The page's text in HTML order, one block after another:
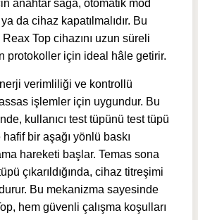
anahtar sağa, otomatik mod
da cihaz kapatılmalıdır. Bu
Top cihazını uzun süreli
protokoller için ideal hâle getirir.
verimliliği ve kontrollü
işlemler için uygundur. Bu
kullanıcı test tüpünü test tüpü
bir aşağı yönlü baskı
hareketi başlar. Temas sona
çıkarıldığında, cihaz titreşimi
Bu mekanizma sayesinde
hem güvenli çalışma koşulları